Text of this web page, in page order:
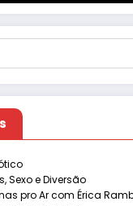
Sexo e Diversão
pro Ar com Érica